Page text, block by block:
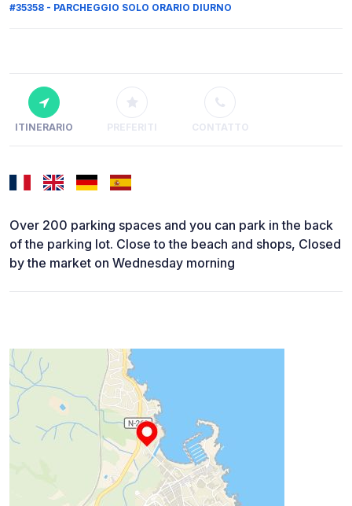
#35358 - PARCHEGGIO SOLO ORARIO DIURNO
ITINERARIO PREFERITI CONTATTO
Over 200 parking spaces and you can park in the back
of the parking lot. Close to the beach and shops, Closed
by the market on Wednesday morning